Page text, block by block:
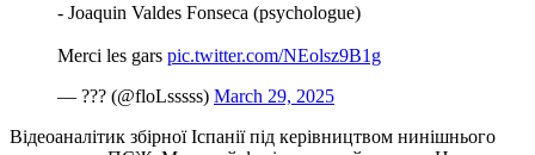
- Joaquin Valdes Fonseca (psychologue)
Merci les gars pic.twitter.com/NEolsz9B1g
— ??? (@floLsssss) March 29, 2025
Відеоаналітик збірної Іспанії під керівництвом нинішнього